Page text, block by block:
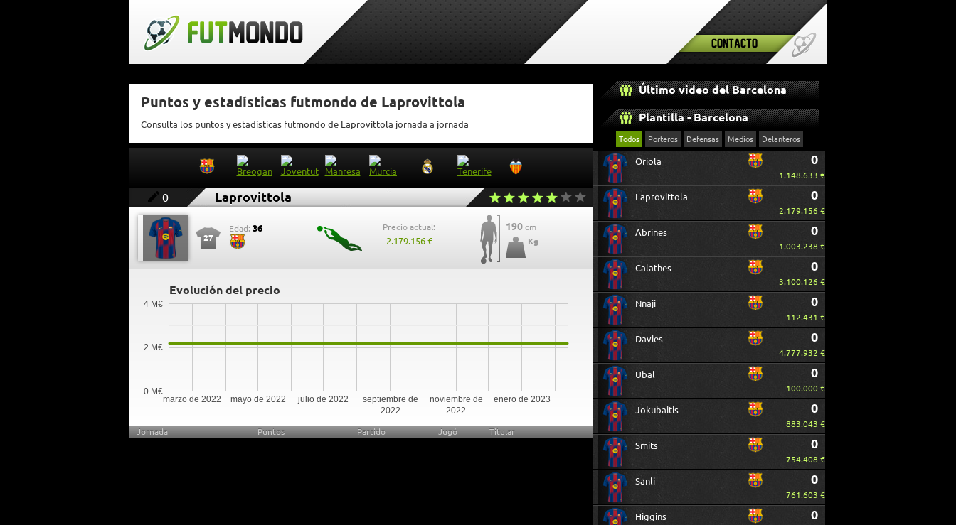
Contacto
Puntos y estadísticas futmondo de Laprovittola
Consulta los puntos y estadísticas futmondo de Laprovittola jornada a jornada
0 Laprovittola
27
Edad: 36 Precio actual:
2.179.156 €
190 cm
Kg
Evolución del precio
marzo de 2022 mayo de 2022 julio de 2022
septiembre de
2022
noviembre de
2022
enero de 2023
0 M€
2 M€
4 M€
Jornada Puntos Partido Jugó Titular
Último video del Barcelona
Plantilla - Barcelona
Todos Porteros Defensas Medios Delanteros
Oriola 0
1.148.633 €
Laprovittola 0
2.179.156 €
Abrines 0
1.003.238 €
Calathes 0
3.100.126 €
Nnaji 0
112.431 €
Davies 0
4.777.932 €
Ubal 0
100.000 €
Jokubaitis 0
883.043 €
Smits 0
754.408 €
Sanli 0
761.603 €
Higgins 0